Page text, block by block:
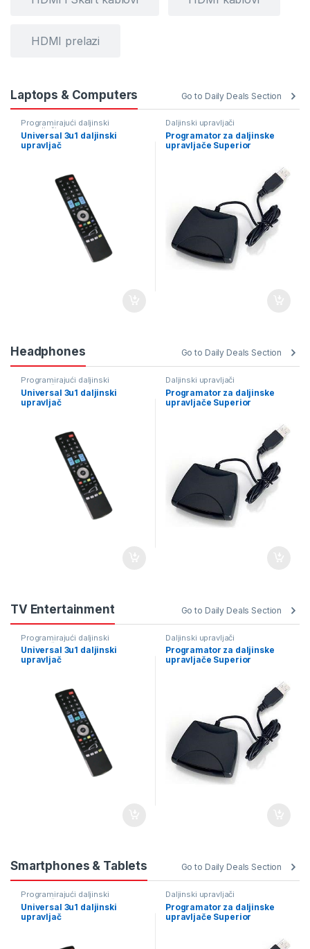
HDMI prelazi
Laptops & Computers Go to Daily Deals Section
Programirajući daljinski
upravljači
Universal 3u1 daljinski
upravljač
Daljinski upravljači
Programator za daljinske
upravljače Superior
Headphones Go to Daily Deals Section
Programirajući daljinski
upravljači
Universal 3u1 daljinski
upravljač
Daljinski upravljači
Programator za daljinske
upravljače Superior
TV Entertainment Go to Daily Deals Section
Programirajući daljinski
upravljači
Universal 3u1 daljinski
upravljač
Daljinski upravljači
Programator za daljinske
upravljače Superior
Smartphones & Tablets Go to Daily Deals Section
Programirajući daljinski
upravljači
Universal 3u1 daljinski
upravljač
Daljinski upravljači
Programator za daljinske
upravljače Superior